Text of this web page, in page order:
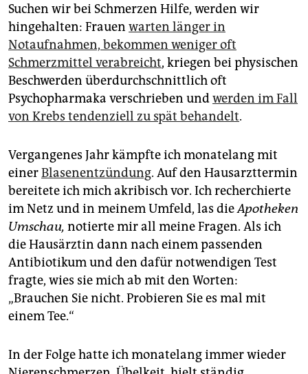
Suchen wir bei Schmerzen Hilfe, werden wir
hingehalten: Frauen warten länger in
Notaufnahmen, bekommen weniger oft
Schmerzmittel verabreicht, kriegen bei physischen
Beschwerden überdurchschnittlich oft
Psychopharmaka verschrieben undwerden im Fall
von Krebs tendenziell zu spät behandelt.
Vergangenes Jahr kämpfte ich monatelang mit
einerBlasenentzündung. Auf den Hausarzttermin
bereitete ich mich akribisch vor. Ich recherchierte
im Netz und in meinem Umfeld, las dieApotheken
Umschau, notierte mir all meine Fragen. Als ich
die Hausärztin dann nach einem passenden
Antibiotikum und den dafür notwendigen Test
fragte, wies sie mich ab mit den Worten:
„Brauchen Sie nicht. Probieren Sie es mal mit
einem Tee.“
In der Folge hatte ich monatelang immer wieder